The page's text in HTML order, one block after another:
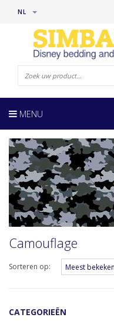
NL
MENU
Camouflage
Sorteren op:
CATEGORIEËN